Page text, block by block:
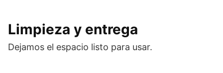
Limpieza y entrega
Dejamos el espacio listo para usar.